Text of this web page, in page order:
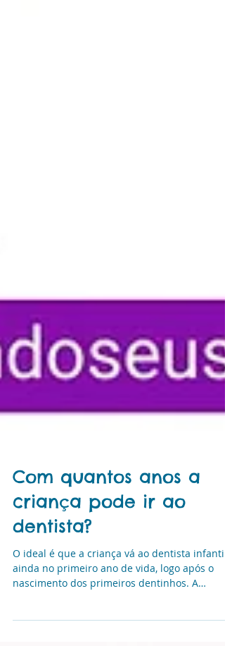
Com quantos anos a
criança pode ir ao
dentista?
O ideal é que a criança vá ao dentista infantil